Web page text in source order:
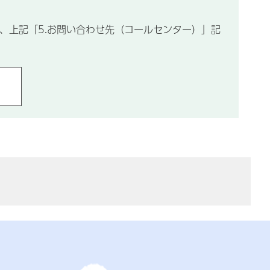
記「5.お問い合わせ先（コールセンター）」記